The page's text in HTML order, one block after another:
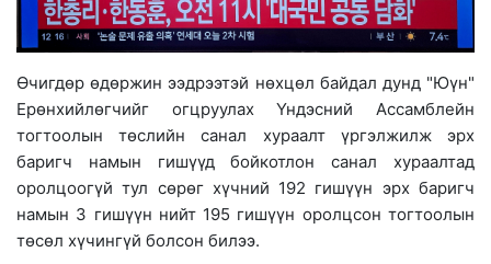
Өчигдөр өдөржин ээдрээтэй нөхцөл байдал дунд "Юүн"
Ерөнхийлөгчийг огцруулах Үндэсний Ассамблейн
тогтоолын төслийн санал хураалт үргэлжилж эрх
баригч намын гишүүд бойкотлон санал хураалтад
оролцоогүй тул сөрөг хүчний 192 гишүүн эрх баригч
намын 3 гишүүн нийт 195 гишүүн оролцсон тогтоолын
төсөл хүчингүй болсон билээ.